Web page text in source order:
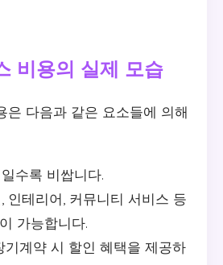
비용의 실제 모습
은 다음과 같은 요소들에 의해
수록 비쌉니다.
인테리어, 커뮤니티 서비스 등
가능합니다.
기계약 시 할인 혜택을 제공하